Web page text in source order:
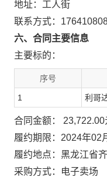
地址：工人街
联系方式：
六、合同主要信息
主要标的：
序号
1 利哥
合同金额：
履约期限：2024年02
履约地点：黑龙江省
采购方式：电子卖场